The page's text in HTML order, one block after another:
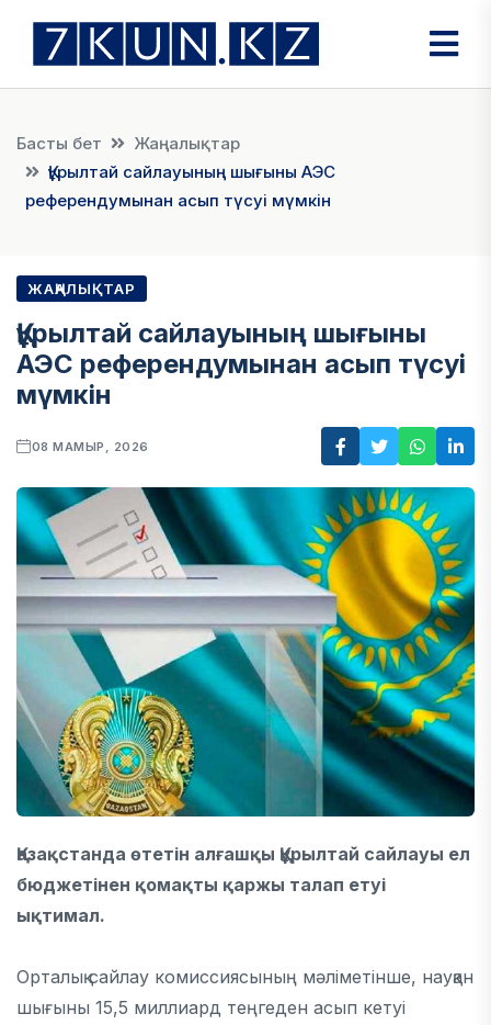
Басты бет
Жаңалықтар
Құрылтай сайлауының шығыны АЭС
референдумынан асып түсуі мүмкін
ЖАҢАЛЫҚТАР
Құрылтай сайлауының шығыны
АЭС референдумынан асып түсуі
мүмкін
08 МАМЫР, 2026
Қазақстанда өтетін алғашқы Құрылтай сайлауы ел
бюджетінен қомақты қаржы талап етуі
ықтимал.
Орталық сайлау комиссиясының мәліметінше, науқан
шығыны 15,5 миллиард теңгеден асып кетуі